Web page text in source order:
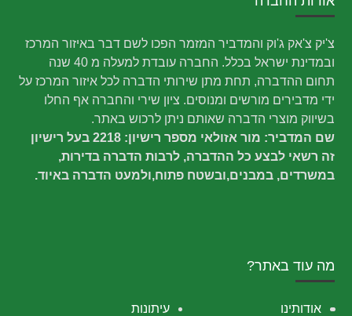
צ'יק צ'אק ג'וק והמדביר המזמר הפכו לשם דבר באיזור המרכז
ובמדינת ישראל בכלל. החברה עובדת למעלה מ 40 שנה
תחום ההדברה, תחת מתן שירותי הדברה לכל איזור המרכז על
ידי מדבירים מורשים ומנוסים. ציון שירי והחברה אף החלו
בשיווק מוצרי הדברה שאותם ניתן לרכוש באתר.
שם המדביר: מור אזולאי מספר רישיון: 2218 בעל רישיון
זה רשאי לבצע כל ההדברה, לרבות הדברה בדירות,
במשרדים, במבנים,ובשטח פתוח,ולמעט הדברה באיוד.
מה עוד באתר?
עיתונות
אודותינו